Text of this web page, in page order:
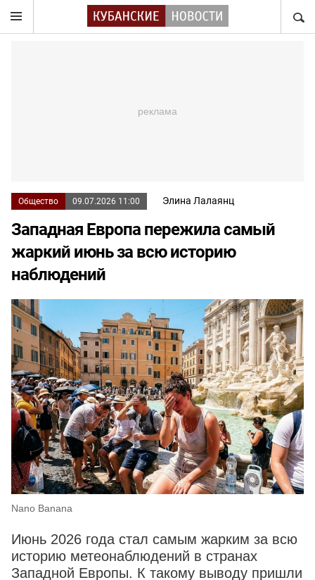
Общество 09.07.2026 11:00 Элина Лалаянц
Западная Европа пережила самый
жаркий июнь за всю историю
наблюдений
Nano Banana
Июнь 2026 года стал самым жарким за всю
историю метеонаблюдений в странах
Западной Европы. К такому выводу пришли